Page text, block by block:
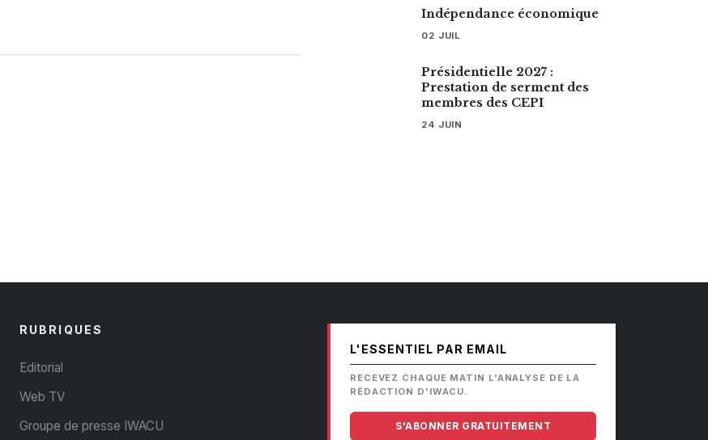
Indépendance économique
02 JUIL
Présidentielle 2027 :
Prestation de serment des
membres des CEPI
24 JUIN
RUBRIQUES
Editorial
Web TV
Groupe de presse IWACU
L'ESSENTIEL PAR EMAIL
RECEVEZ CHAQUE MATIN L'ANALYSE DE LA
RÉDACTION D'IWACU.
S'ABONNER GRATUITEMENT